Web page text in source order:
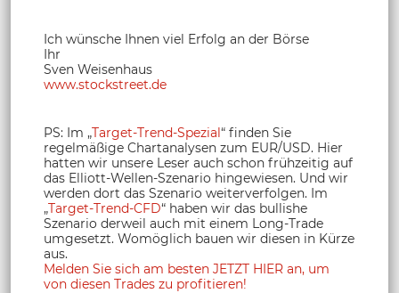
Ich wünsche Ihnen viel Erfolg an der Börse
Ihr
Sven Weisenhaus
www.stockstreet.de
PS: Im „Target-Trend-Spezial“ finden Sie
regelmäßige Chartanalysen zum EUR/USD. Hier
hatten wir unsere Leser auch schon frühzeitig auf
das Elliott-Wellen-Szenario hingewiesen. Und wir
werden dort das Szenario weiterverfolgen. Im
„Target-Trend-CFD“ haben wir das bullishe
Szenario derweil auch mit einem Long-Trade
umgesetzt. Womöglich bauen wir diesen in Kürze
aus.
Melden Sie sich am besten JETZT HIER an, um
von diesen Trades zu profitieren!